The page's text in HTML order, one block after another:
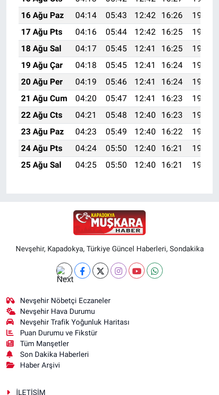
16 Ağu Paz
04:14 05:43 12:42 16:26
19:31
17 Ağu Pts
04:16 05:44 12:42 16:25
19:29
18 Ağu Sal
04:17 05:45 12:41 16:25
19:28
19 Ağu Çar
04:18 05:45 12:41 16:24
19:27
20 Ağu Per
04:19 05:46 12:41 16:24
19:26
21 Ağu Cum
04:20 05:47 12:41 16:23
19:24
22 Ağu Cts
04:21 05:48 12:40 16:23
19:23
23 Ağu Paz
04:23 05:49 12:40 16:22
19:22
24 Ağu Pts
04:24 05:50 12:40 16:21
19:20
25 Ağu Sal
04:25 05:50 12:40 16:21 19:19
Nevşehir, Kapadokya, Türkiye Güncel Haberleri, Sondakika
Nevşehir Nöbetçi Eczaneler
Nevşehir Hava Durumu
Nevşehir Trafik Yoğunluk Haritası
Puan Durumu ve Fikstür
Tüm Manşetler
Son Dakika Haberleri
Haber Arşivi
İLETİŞİM